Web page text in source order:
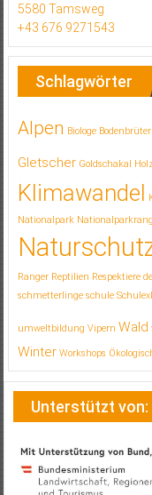
5580 Tamsweg
+43 676 9271543
Schlagwörter
Alpen Biologe Bodenbrüter
Gletscher Goldschakal
Klimawandel
Nationalpark
Ranger Reptilien Respektiere
schmetterlinge schule
umweltbildung Vipern Wald
Winter Workshops
Unterstützt von: